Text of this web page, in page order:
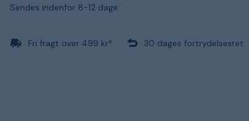
Sendes indenfor 8-12 dage
Fri fragt over 499 kr* 30 dages fortrydelsesret